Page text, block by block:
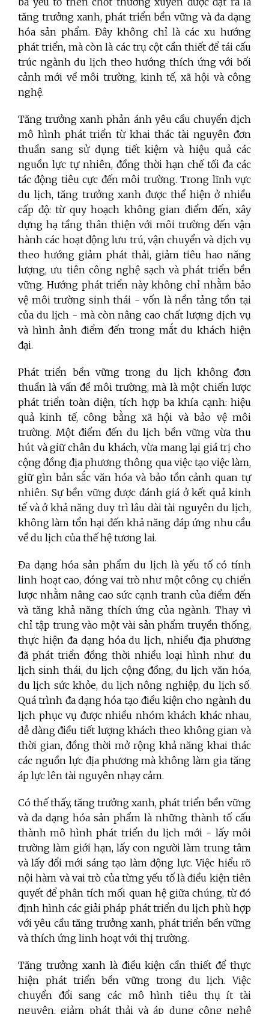
tăng trưởng xanh, phát triển bền vững và đa dạng
hóa sản phẩm. Đây không chỉ là các xu hướng
phát triển, mà còn là các trụ cột cần thiết để tái cấu
trúc ngành du lịch theo hướng thích ứng với bối
cảnh mới về môi trường, kinh tế, xã hội và công
nghệ.
Tăng trưởng xanh phản ánh yêu cầu chuyển dịch
mô hình phát triển từ khai thác tài nguyên đơn
thuần sang sử dụng tiết kiệm và hiệu quả các
nguồn lực tự nhiên, đồng thời hạn chế tối đa các
tác động tiêu cực đến môi trường. Trong lĩnh vực
du lịch, tăng trưởng xanh được thể hiện ở nhiều
cấp độ: từ quy hoạch không gian điểm đến, xây
dựng hạ tầng thân thiện với môi trường đến vận
hành các hoạt động lưu trú, vận chuyển và dịch vụ
theo hướng giảm phát thải, giảm tiêu hao năng
lượng, ưu tiên công nghệ sạch và phát triển bền
vững. Hướng phát triển này không chỉ nhằm bảo
vệ môi trường sinh thái - vốn là nền tảng tồn tại
của du lịch - mà còn nâng cao chất lượng dịch vụ
và hình ảnh điểm đến trong mắt du khách hiện
đại.
Phát triển bền vững trong du lịch không đơn
thuần là vấn đề môi trường, mà là một chiến lược
phát triển toàn diện, tích hợp ba khía cạnh: hiệu
quả kinh tế, công bằng xã hội và bảo vệ môi
trường. Một điểm đến du lịch bền vững vừa thu
hút và giữ chân du khách, vừa mang lại giá trị cho
cộng đồng địa phương thông qua việc tạo việc làm,
giữ gìn bản sắc văn hóa và bảo tồn cảnh quan tự
nhiên. Sự bền vững được đánh giá ở kết quả kinh
tế và ở khả năng duy trì lâu dài tài nguyên du lịch,
không làm tổn hại đến khả năng đáp ứng nhu cầu
về du lịch của thế hệ tương lai.
Đa dạng hóa sản phẩm du lịch là yếu tố có tính
linh hoạt cao, đóng vai trò như một công cụ chiến
lược nhằm nâng cao sức cạnh tranh của điểm đến
và tăng khả năng thích ứng của ngành. Thay vì
chỉ tập trung vào một vài sản phẩm truyền thống,
thực hiện đa dạng hóa du lịch, nhiều địa phương
đã phát triển đồng thời nhiều loại hình như: du
lịch sinh thái, du lịch cộng đồng, du lịch văn hóa,
du lịch sức khỏe, du lịch nông nghiệp, du lịch số.
Quá trình đa dạng hóa tạo điều kiện cho ngành du
lịch phục vụ được nhiều nhóm khách khác nhau,
dễ dàng điều tiết lượng khách theo không gian và
thời gian, đồng thời mở rộng khả năng khai thác
các nguồn lực địa phương mà không làm gia tăng
áp lực lên tài nguyên nhạy cảm.
Có thế thấy, tăng trưởng xanh, phát triển bền vững
và đa dạng hóa sản phẩm là những thành tố cấu
thành mô hình phát triển du lịch mới - lấy môi
trường làm giới hạn, lấy con người làm trung tâm
và lấy đổi mới sáng tạo làm động lực. Việc hiểu rõ
nội hàm và vai trò của từng yếu tố là điều kiện tiên
quyết để phân tích mối quan hệ giữa chúng, từ đó
định hình các giải pháp phát triển du lịch phù hợp
với yêu cầu tăng trưởng xanh, phát triển bền vững
và thích ứng linh hoạt với thị trường.
Tăng trưởng xanh là điều kiện cần thiết để thực
hiện phát triển bền vững trong du lịch. Việc
chuyển đổi sang các mô hình tiêu thụ ít tài
nguyên, giảm phát thải và áp dụng công nghệ